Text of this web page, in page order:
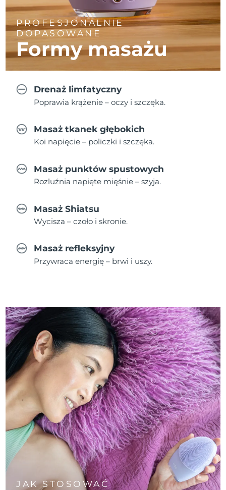
PROFESJONALNIE
DOPASOWANE
Formy masażu
Drenaż limfatyczny
Poprawia krążenie – oczy i szczęka.
Masaż tkanek głębokich
Koi napięcie – policzki i szczęka.
Masaż punktów spustowych
Rozluźnia napięte mięśnie – szyja.
Masaż Shiatsu
Wycisza – czoło i skronie.
Masaż refleksyjny
Przywraca energię – brwi i uszy.
JAK STOSOWAĆ